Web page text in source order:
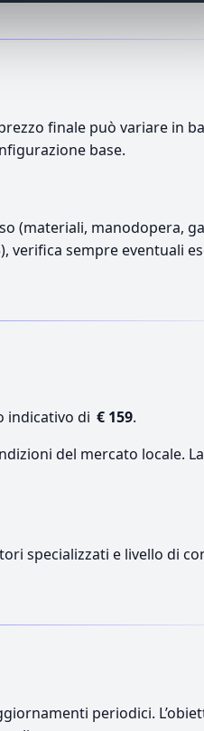
finale può variare in
base.
(materiali, manodopera,
verifica sempre eventuali
indicativo di € 159.
del mercato locale.
specializzati e livello di
periodici.